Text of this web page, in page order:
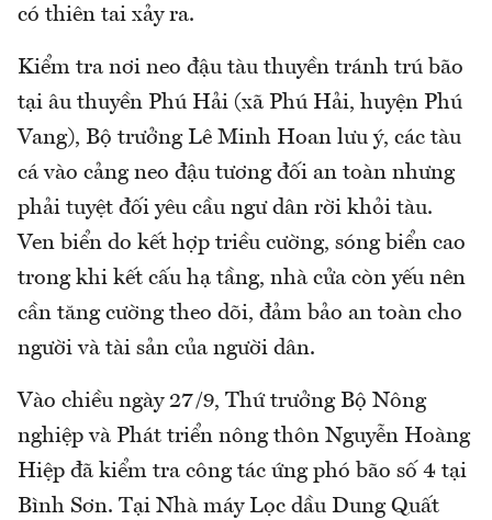
có thiên tai xảy ra.
Kiểm tra nơi neo đậu tàu thuyền tránh trú bão
tại âu thuyền Phú Hải (xã Phú Hải, huyện Phú
Vang), Bộ trưởng Lê Minh Hoan lưu ý, các tàu
cá vào cảng neo đậu tương đối an toàn nhưng
phải tuyệt đối yêu cầu ngư dân rời khỏi tàu.
Ven biển do kết hợp triều cường, sóng biển cao
trong khi kết cấu hạ tầng, nhà cửa còn yếu nên
cần tăng cường theo dõi, đảm bảo an toàn cho
người và tài sản của người dân.
Vào chiều ngày 27/9, Thứ trưởng Bộ Nông
nghiệp và Phát triển nông thôn Nguyễn Hoàng
Hiệp đã kiểm tra công tác ứng phó bão số 4 tại
Bình Sơn. Tại Nhà máy Lọc dầu Dung Quất